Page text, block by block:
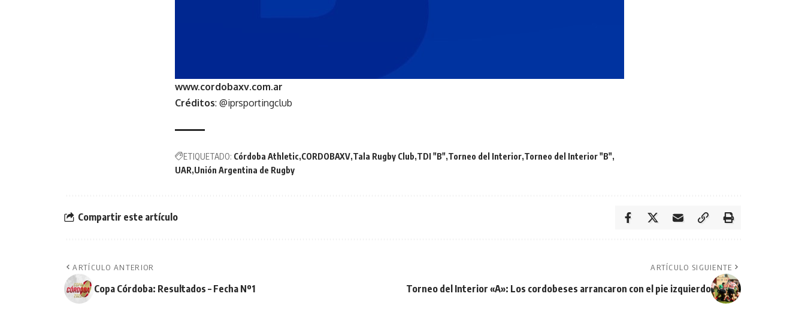
www.cordobaxv.com.ar
Créditos: @iprsportingclub
ETIQUETADO: Córdoba Athletic CORDOBAXV Tala Rugby Club TDI "B" Torneo del Interior Torneo del Interior "B"
UAR Unión Argentina de Rugby
Compartir este artículo
ARTÍCULO ANTERIOR
Copa Córdoba: Resultados – Fecha Nº1
ARTÍCULO SIGUIENTE
Torneo del Interior «A»: Los cordobeses arrancaron con el pie izquierdo